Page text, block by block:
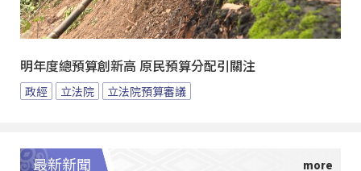
明年度總預算創新高 原民預算分配引關注
政經 立法院 立法院預算審議
最新新聞